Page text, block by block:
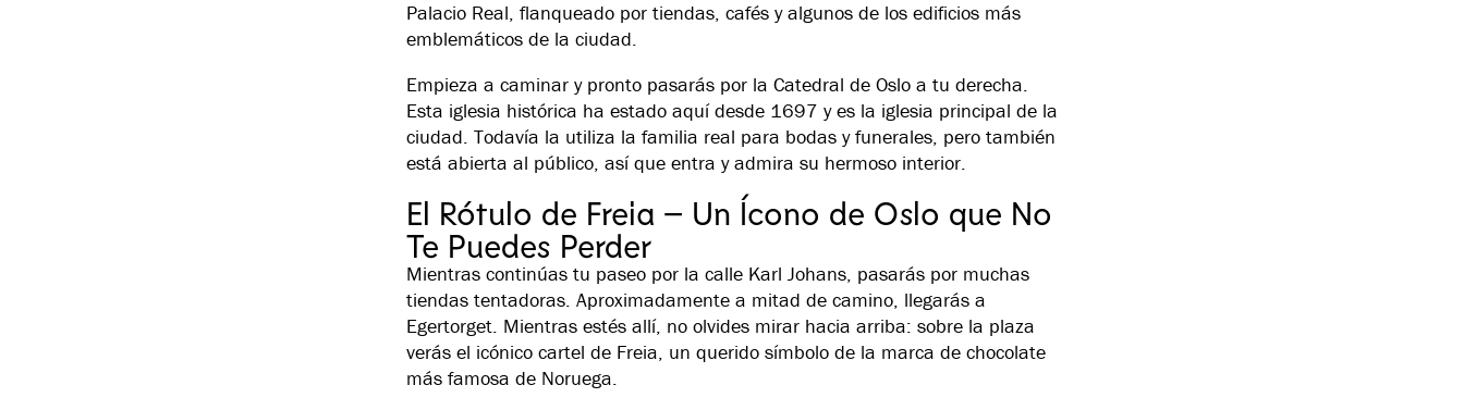
Palacio Real, flanqueado por tiendas, cafés y algunos de los edificios más
emblemáticos de la ciudad.
Empieza a caminar y pronto pasarás por la Catedral de Oslo a tu derecha.
Esta iglesia histórica ha estado aquí desde 1697 y es la iglesia principal de la
ciudad. Todavía la utiliza la familia real para bodas y funerales, pero también
está abierta al público, así que entra y admira su hermoso interior.
El Rótulo de Freia – Un Ícono de Oslo que No
Te Puedes Perder
Mientras continúas tu paseo por la calle Karl Johans, pasarás por muchas
tiendas tentadoras. Aproximadamente a mitad de camino, llegarás a
Egertorget. Mientras estés allí, no olvides mirar hacia arriba: sobre la plaza
verás el icónico cartel de Freia, un querido símbolo de la marca de chocolate
más famosa de Noruega.